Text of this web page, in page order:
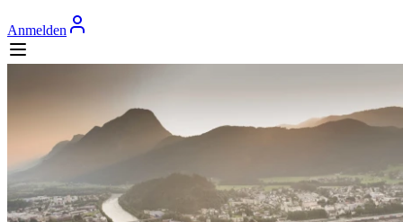
Anmelden